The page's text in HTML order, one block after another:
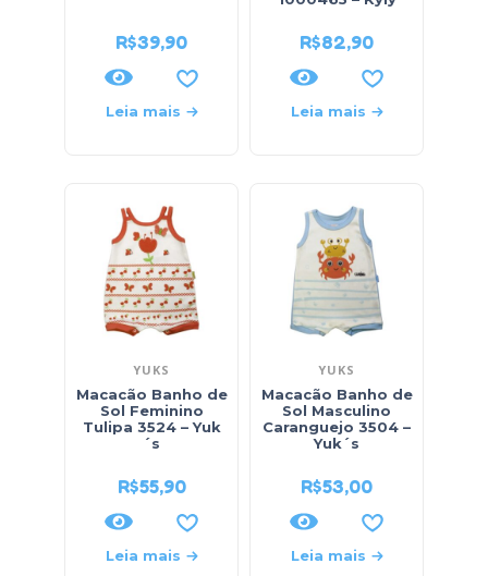
R$39,90
Leia mais
R$82,90
Leia mais
YUKS
Macacão Banho de
Sol Feminino
Tulipa 3524 – Yuk
´s
R$55,90
Leia mais
YUKS
Macacão Banho de
Sol Masculino
Caranguejo 3504 –
Yuk´s
R$53,00
Leia mais